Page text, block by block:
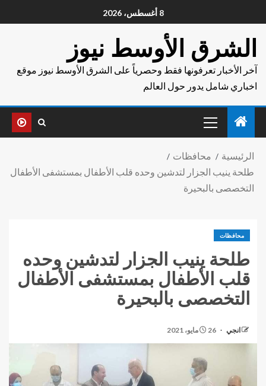
8 أغسطس، 2026
الشرق الأوسط نيوز
آخر الأخبار تعرفونها فقط وحصرياً على الشرق الأوسط نيوز موقع
اخباري شامل يدور حول العالم
الرئيسية
محافظات
طلحة ينيب الجزار لتدشين وحده قلب الأطفال بمستشفى الأطفال
التخصصى بالبحيرة
محافظات
طلحة ينيب الجزار لتدشين وحده
قلب الأطفال بمستشفى الأطفال
التخصصى بالبحيرة
انجي 26 مايو، 2021